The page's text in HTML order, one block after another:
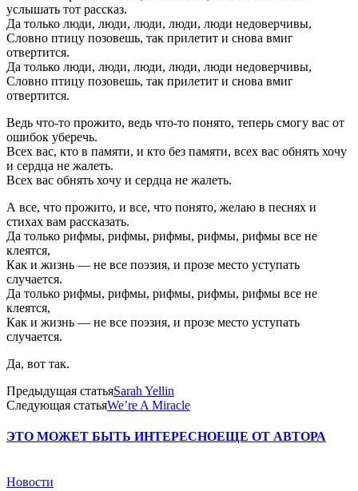
услышать тот рассказ.
Да только люди, люди, люди, люди, люди недоверчивы,
Словно птицу позовешь, так прилетит и снова вмиг
отвертится.
Да только люди, люди, люди, люди, люди недоверчивы,
Словно птицу позовешь, так прилетит и снова вмиг
отвертится.
Ведь что-то прожито, ведь что-то понято, теперь смогу вас от
ошибок уберечь.
Всех вас, кто в памяти, и кто без памяти, всех вас обнять хочу
и сердца не жалеть.
Всех вас обнять хочу и сердца не жалеть.
А все, что прожито, и все, что понято, желаю в песнях и
стихах вам рассказать.
Да только рифмы, рифмы, рифмы, рифмы, рифмы все не
клеятся,
Как и жизнь — не все поэзия, и прозе место уступать
случается.
Да только рифмы, рифмы, рифмы, рифмы, рифмы все не
клеятся,
Как и жизнь — не все поэзия, и прозе место уступать
случается.
Да, вот так.
Предыдущая статьяSarah Yellin
Следующая статьяWe’re A Miracle
ЭТО МОЖЕТ БЫТЬ ИНТЕРЕСНОЕЩЕ ОТ АВТОРА
Новости